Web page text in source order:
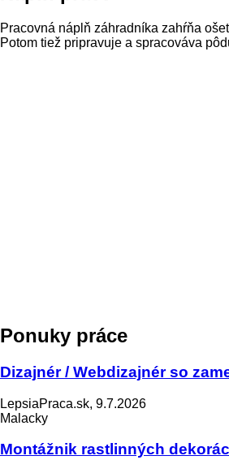
Pracovná náplň záhradníka zahŕňa
Potom tiež pripravuje a spracováva
Ponuky práce
Dizajnér / Webdizajnér so
LepsiaPraca.sk, 9.7.2026
Malacky
Montážnik rastlinných